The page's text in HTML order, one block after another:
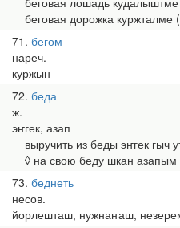
беговая дорожка куржталме
71 бегом
нареч.
куржын
72 беда
ж.
эҥгек, азап
выручить из беды эҥгек гыч
◊ на свою беду шкан
73 беднеть
несов.
йорлешташ, нужнаҥаш,